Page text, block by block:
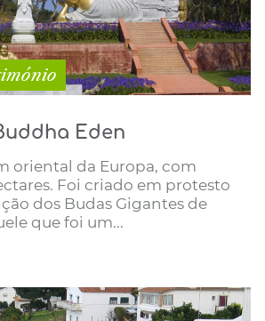
Eden
oriental da Europa, com
Foi criado em protesto
dos Budas Gigantes de
que foi um...